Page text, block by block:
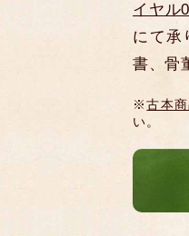
イヤル
にて承
書、骨
※古本
い。